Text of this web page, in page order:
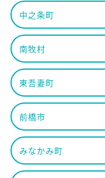
中之条町
南牧村
東吾妻町
前橋市
みなかみ町